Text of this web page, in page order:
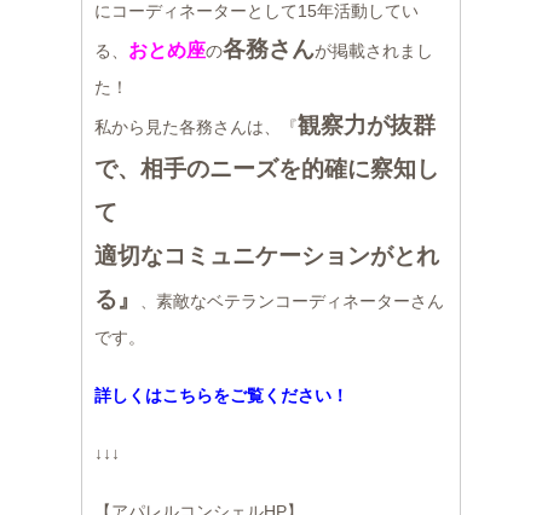
にコーディネーターとして15年活動してい
る、 おとめ座の各務さんが掲載されまし
た！
私から見た各務さんは、『観察力が抜群
で、相手のニーズを的確に察知し
て
適切なコミュニケーションがとれ
る』
、 素敵なベテランコーディネーターさん
です。
詳しくはこちらをご覧ください！
↓↓↓